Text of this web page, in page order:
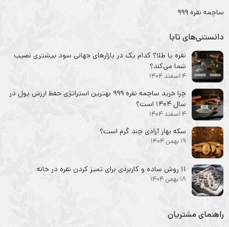
ساچمه نقره ۹۹۹
دانستنی‌های تابا
نقره یا طلا؟ کدام یک در بازارهای جهانی سود بیشتری نصیب
شما می‌کند؟
4 اسفند 1404
چرا خرید ساچمه نقره ۹۹۹ بهترین استراتژی حفظ ارزش پول در
سال ۱۴۰۴ است؟
4 اسفند 1404
سکه‌ بهار آزادی چند گرم است؟
19 بهمن 1404
۱۱ روش ساده و کاربردی برای تمیز کردن نقره در خانه
18 بهمن 1404
راهنمای مشتریان